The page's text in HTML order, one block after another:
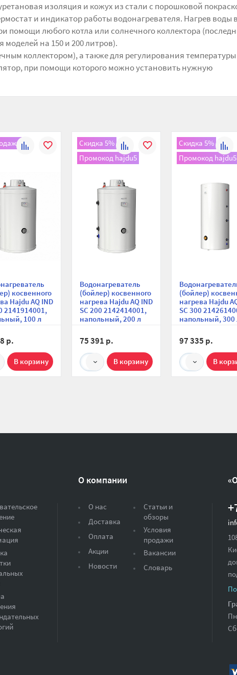
изоляция и кожух из стали с порошковой
и индикатор работы водонагревателя. Нагрев воды в
помощи любого котла или солнечного коллектора
моделей на 150 и 200 литров).
коллектором), а также для регулирования температуры
при помощи которого можно установить нужную
К
косвенного
Hajdu AQ IND
2141914001,
100 л
р.
Скидка 5%
Промокод hajdu5
К
сравнению
Водонагреватель
(бойлер) косвенного
нагрева Hajdu AQ IND
SC 200 2142414001,
напольный, 200 л
75 391 р.
1
Скидка 5%
Промокод hajdu5
К
(бойлер)
нагрева Hajdu
SC 300
напольный, 300
97 335 р.
1
О компании
О нас
Доставка
Оплата
Акции
Новости
Статьи и
обзоры
Условия
продажи
Вакансии
Словарь